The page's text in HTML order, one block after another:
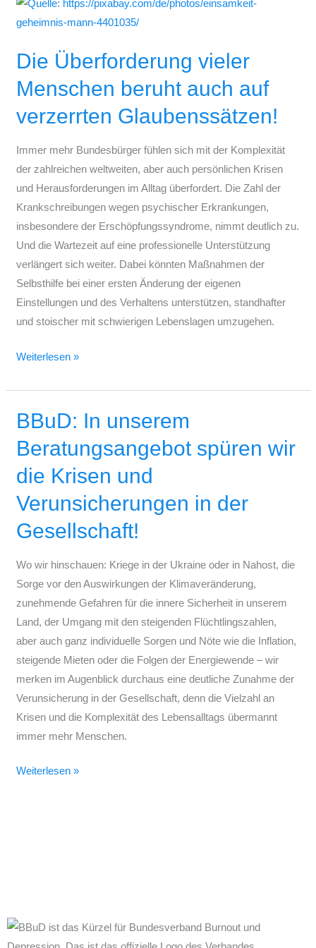
Die Überforderung vieler
Menschen beruht auch auf
verzerrten Glaubenssätzen!
Immer mehr Bundesbürger fühlen sich mit der Komplexität
der zahlreichen weltweiten, aber auch persönlichen Krisen
und Herausforderungen im Alltag überfordert. Die Zahl der
Krankschreibungen wegen psychischer Erkrankungen,
insbesondere der Erschöpfungssyndrome, nimmt deutlich zu.
Und die Wartezeit auf eine professionelle Unterstützung
verlängert sich weiter. Dabei könnten Maßnahmen der
Selbsthilfe bei einer ersten Änderung der eigenen
Einstellungen und des Verhaltens unterstützen, standhafter
und stoischer mit schwierigen Lebenslagen umzugehen.
Überforderung
Menschen
beruht
auch
auf
Glaubenssätzen!
Weiterlesen »
BBuD: In unserem
Beratungsangebot spüren wir
die Krisen und
Verunsicherungen in der
Gesellschaft!
Wo wir hinschauen: Kriege in der Ukraine oder in Nahost, die
Sorge vor den Auswirkungen der Klimaveränderung,
zunehmende Gefahren für die innere Sicherheit in unserem
Land, der Umgang mit den steigenden Flüchtlingszahlen,
aber auch ganz individuelle Sorgen und Nöte wie die Inflation,
steigende Mieten oder die Folgen der Energiewende – wir
merken im Augenblick durchaus eine deutliche Zunahme der
Verunsicherung in der Gesellschaft, denn die Vielzahl an
Krisen und die Komplexität des Lebensalltags übermannt
immer mehr Menschen.
BBuD:
unserem
Beratungsangebot
wir
die
und
Verunsicherungen
in
der
Gesellschaft!
Weiterlesen »